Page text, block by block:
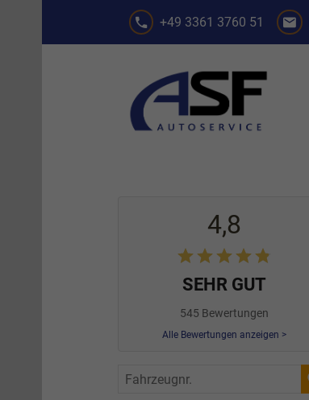
+49 3361 3760 51
4,8
SEHR GUT
545 Bewertungen
Alle Bewertungen anzeigen >
Fahrzeugnr.